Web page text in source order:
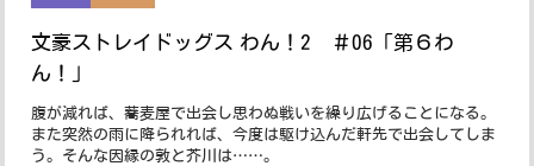
文豪ストレイドッグス わん！2 ＃06「第６わ
ん！」
腹が減れば、蕎麦屋で出会し思わぬ戦いを繰り広げることになる。
また突然の雨に降られれば、今度は駆け込んだ軒先で出会してしま
う。そんな因縁の敦と芥川は……。